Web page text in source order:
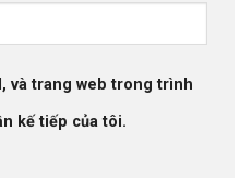
và trang web trong trình
kế tiếp của tôi.